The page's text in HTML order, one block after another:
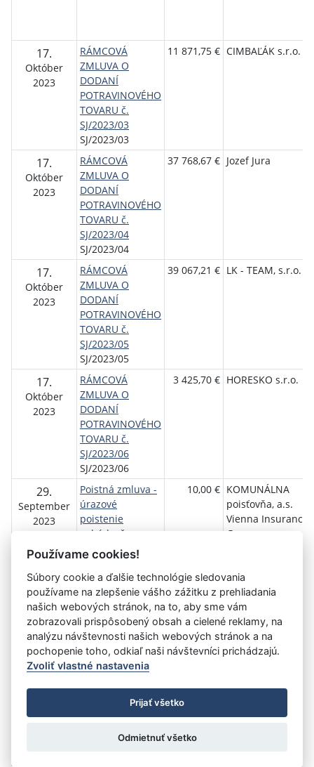
17.
Október
2023
RÁMCOVÁ
ZMLUVA O
DODANÍ
POTRAVINOVÉHO
TOVARU č.
SJ/2023/03
SJ/2023/03
11 871,75 € CIMBAĽÁK s.r.o.
17.
Október
2023
RÁMCOVÁ
ZMLUVA O
DODANÍ
POTRAVINOVÉHO
TOVARU č.
SJ/2023/04
SJ/2023/04
37 768,67 € Jozef Jura
17.
Október
2023
RÁMCOVÁ
ZMLUVA O
DODANÍ
POTRAVINOVÉHO
TOVARU č.
SJ/2023/05
SJ/2023/05
39 067,21 € LK - TEAM, s.r.o.
17.
Október
2023
RÁMCOVÁ
ZMLUVA O
DODANÍ
POTRAVINOVÉHO
TOVARU č.
SJ/2023/06
SJ/2023/06
3 425,70 € HORESKO s.r.o.
29.
September
2023
Poistná zmluva -
úrazové
poistenie
uchádzačov o
zamestnanie
počas projektu
5190060638
10,00 € KOMUNÁLNA
poisťovňa, a.s.
Vienna Insurance
Group
« 1 2 3 4 5Aktuálna
stránka
6 7 8 »
Úrad vlády SR
- Všetky práva vyhradené
Prehlásenie o prístupnosti
Zmluvy do 31.12.2010
Nastavenia cookies
: Aglo Solutions
Používame cookies!
Súbory cookie a ďalšie technológie sledovania
používame na zlepšenie vášho zážitku z prehliadania
našich webových stránok, na to, aby sme vám
zobrazovali prispôsobený obsah a cielené reklamy, na
analýzu návštevnosti našich webových stránok a na
pochopenie toho, odkiaľ naši návštevníci prichádzajú.
Zvoliť vlastné nastavenia
Prijať všetko
Odmietnuť všetko